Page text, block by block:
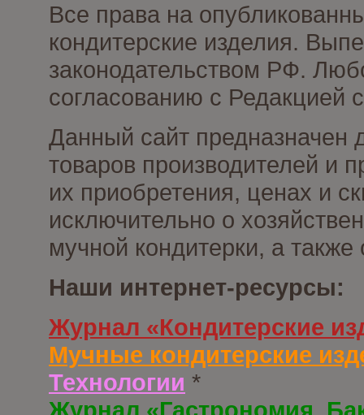
Все права на
кондитерские изделия.
законодательством РФ.
согласованию с Редакцией
Данный сайт предназначен
товаров производителей и
их приобретения, ценах и
исключительно о
мучной кондитерки, а
Наши интернет-ресурсы:
Журнал «Кондитерские
Мучные кондитерские
Технологии *